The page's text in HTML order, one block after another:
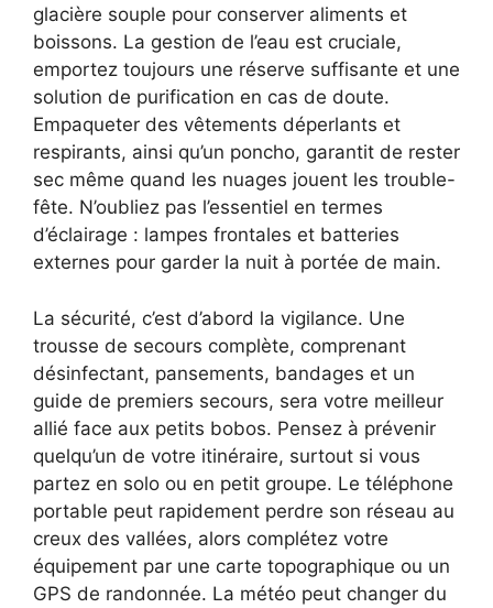
glacière souple pour conserver aliments et
boissons. La gestion de l’eau est cruciale,
emportez toujours une réserve suffisante et une
solution de purification en cas de doute.
Empaqueter des vêtements déperlants et
respirants, ainsi qu’un poncho, garantit de rester
sec même quand les nuages jouent les trouble-
fête. N’oubliez pas l’essentiel en termes
d’éclairage : lampes frontales et batteries
externes pour garder la nuit à portée de main.
La sécurité, c’est d’abord la vigilance. Une
trousse de secours complète, comprenant
désinfectant, pansements, bandages et un
guide de premiers secours, sera votre meilleur
allié face aux petits bobos. Pensez à prévenir
quelqu’un de votre itinéraire, surtout si vous
partez en solo ou en petit groupe. Le téléphone
portable peut rapidement perdre son réseau au
creux des vallées, alors complétez votre
équipement par une carte topographique ou un
GPS de randonnée. La météo peut changer du